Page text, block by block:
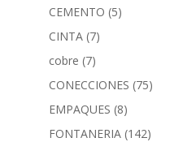
CEMENTO (5)
CINTA (7)
cobre (7)
CONECCIONES (75)
EMPAQUES (8)
FONTANERIA (142)